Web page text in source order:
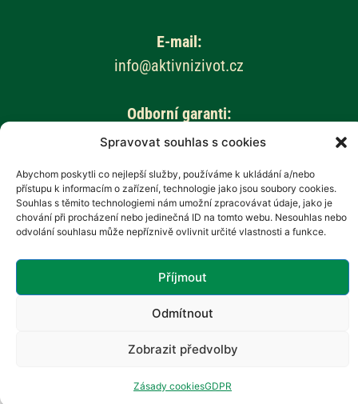
Spravovat souhlas s cookies
Abychom poskytli co nejlepší služby, používáme k ukládání a/nebo
přístupu k informacím o zařízení, technologie jako jsou soubory cookies.
Souhlas s těmito technologiemi nám umožní zpracovávat údaje, jako je
chování při procházení nebo jedinečná ID na tomto webu. Nesouhlas nebo
odvolání souhlasu může nepříznivě ovlivnit určité vlastnosti a funkce.
Příjmout
Odmítnout
Zobrazit předvolby
Zásady cookiesGDPR
E-mail:
info@aktivnizivot.cz
Odborní garanti:
Prof. MUDr. Eva Kubala Havrdová, CSc.
Web provozuje:
Revenium, z.s. – Hana Potměšilová